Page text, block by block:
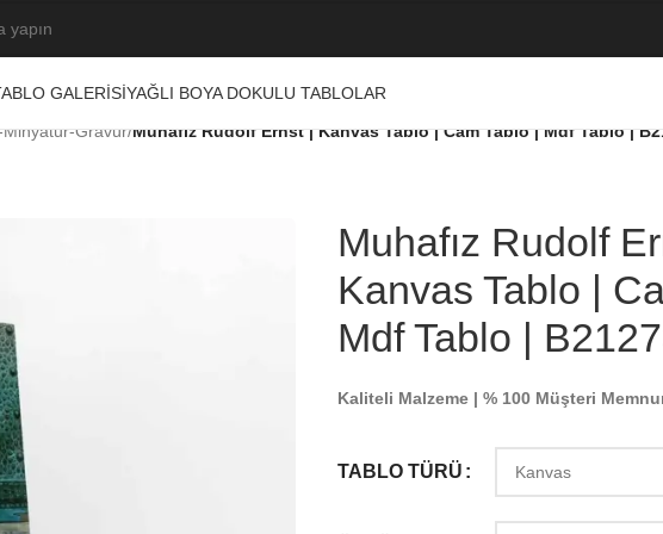
GALERISIYAĞLI BOYA DOKULU TABLOLAR
Gravür/Muhafız Rudolf Ernst | Kanvas Tablo | Cam Tablo | Mdf Tablo |
Muhafız Rudolf
Kanvas Tablo |
Mdf Tablo |
Kaliteli Malzeme | % 100 Müşteri
TABLO TÜRÜ